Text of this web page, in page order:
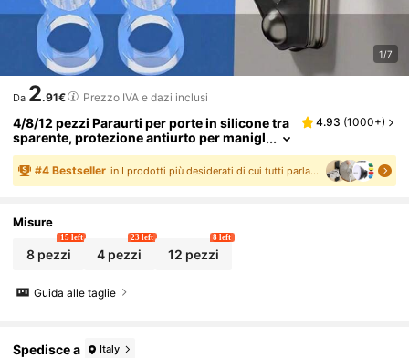
1/7
Da 2.91€ Prezzo IVA e dazi inclusi
4/8/12 pezzi Paraurti per porte in silicone tra
sparente, protezione antiurto per manigl
ie, fermi per porte, protezione per pareti
per camera da letto, bagno, borsa, organizer,
forniture scolastiche, isolamento, Galentine
ra da letto, giardino, decorazione cucina, est
ate, spiaggia, elementi essenziali da viaggio,
decorazione camera, squishy, laurea
4.93 (1000+)
#4 Bestseller in I prodotti più desiderati di cui tutti parlano
Misure
8 pezzi
15 left
4 pezzi
23 left
12 pezzi
8 left
Guida alle taglie
Spedisce a Italy